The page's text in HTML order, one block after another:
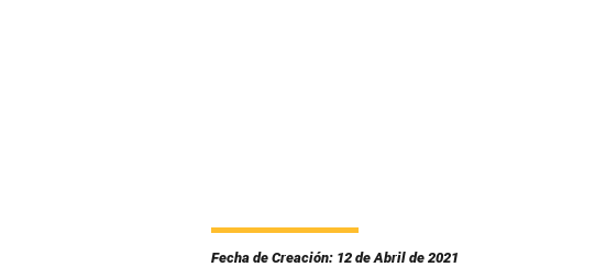
Fecha de Creación: 12 de Abril de 2021